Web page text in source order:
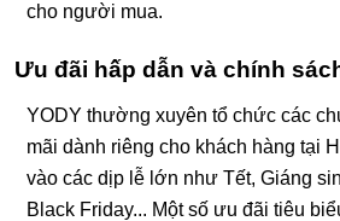
cho người mua.
Ưu đãi hấp dẫn và chính
YODY thường xuyên tổ chức các
mãi dành riêng cho khách hàng tại
vào các dịp lễ lớn như Tết, Giáng
Black Friday... Một số ưu đãi tiêu